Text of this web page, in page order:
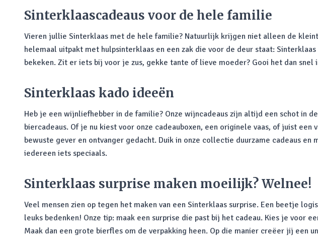
Sinterklaascadeaus voor de hele familie
Vieren jullie Sinterklaas met de hele familie? Natuurlijk krijgen niet alleen de
helemaal uitpakt met hulpsinterklaas en een zak die voor de deur staat:
bekeken. Zit er iets bij voor je zus, gekke tante of lieve moeder? Gooi het dan snel
Sinterklaas kado ideeën
Heb je een wijnliefhebber in de familie? Onze wijncadeaus zijn altijd een schot in
biercadeaus. Of je nu kiest voor onze cadeauboxen, een originele vaas, of juist
bewuste gever en ontvanger gedacht. Duik in onze collectie duurzame cadeaus
iedereen iets speciaals.
Sinterklaas surprise maken moeilijk? Welnee!
Veel mensen zien op tegen het maken van een Sinterklaas surprise. Een beetje
leuks bedenken! Onze tip: maak een surprise die past bij het cadeau. Kies je voor
Maak dan een grote bierfles om de verpakking heen. Op die manier creëer jij een